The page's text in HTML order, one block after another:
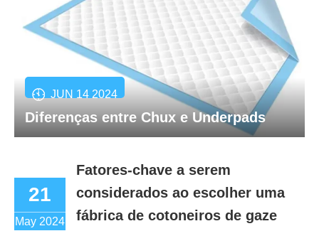
JUN 14 2024
Diferenças entre Chux e Underpads
21
May 2024
Fatores-chave a serem
considerados ao escolher uma
fábrica de cotoneiros de gaze